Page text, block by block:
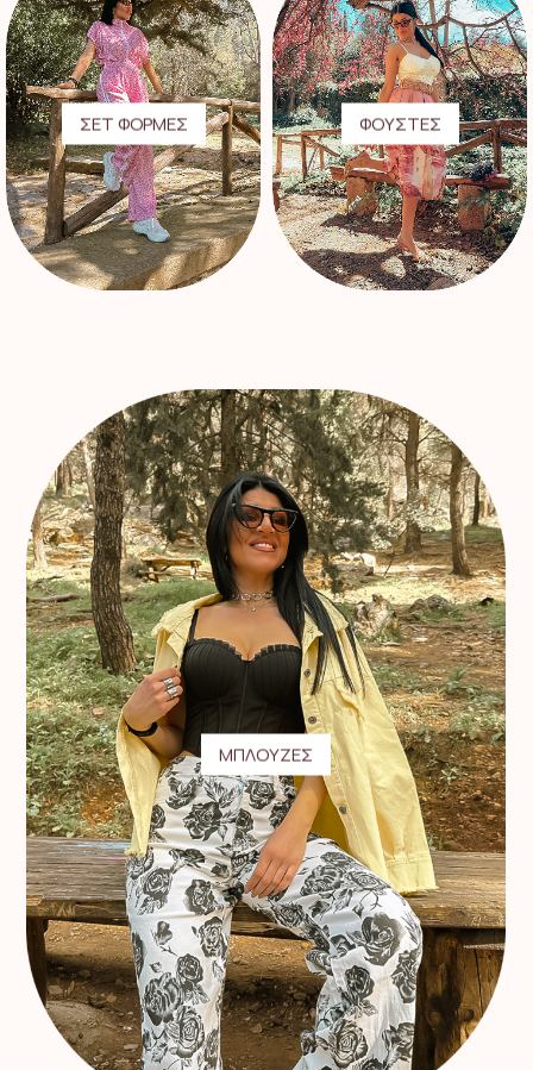
ΣΕΤ ΦΟΡΜΕΣ ΦΟΥΣΤΕΣ
ΜΠΛΟΥΖΕΣ